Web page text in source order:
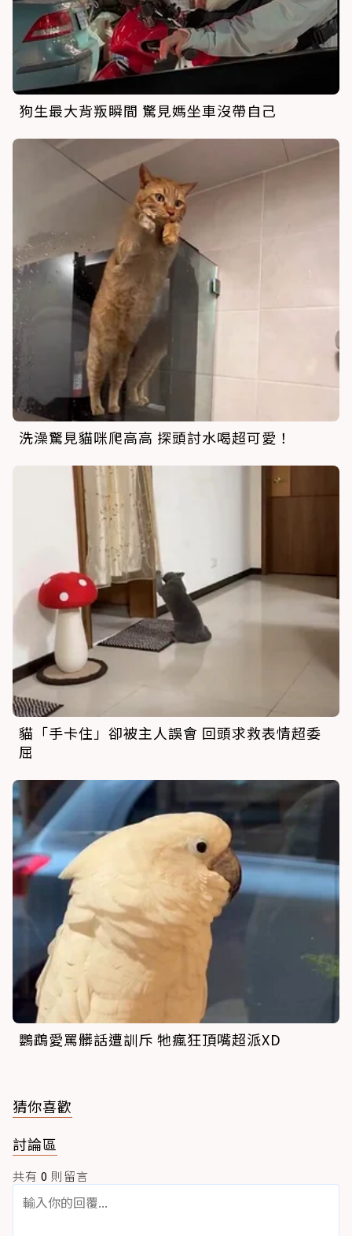
狗生最大背叛瞬間 驚見媽坐車沒帶自己
洗澡驚見貓咪爬高高 探頭討水喝超可愛！
貓「手卡住」卻被主人誤會 回頭求救表情超委
屈
鸚鵡愛罵髒話遭訓斥 牠瘋狂頂嘴超派XD
猜你喜歡
討論區
共有 0 則留言